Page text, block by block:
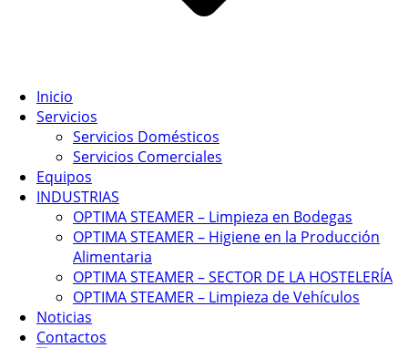
Inicio
Servicios
Servicios Domésticos
Servicios Comerciales
Equipos
INDUSTRIAS
OPTIMA STEAMER – Limpieza en Bodegas
OPTIMA STEAMER – Higiene en la Producción
Alimentaria
OPTIMA STEAMER – SECTOR DE LA HOSTELERÍA
OPTIMA STEAMER – Limpieza de Vehículos
Noticias
Contactos